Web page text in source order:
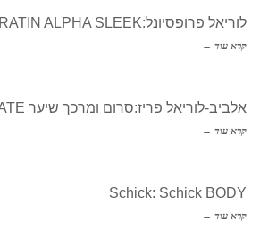
לוריאל פרופסיונל:KERATIN ALPHA SLEEK
קרא עוד ←
אלביב-לוריאל פריז:סרום ומרכך שיער ULTIMATE
קרא עוד ←
Schick: Schick BODY
קרא עוד ←